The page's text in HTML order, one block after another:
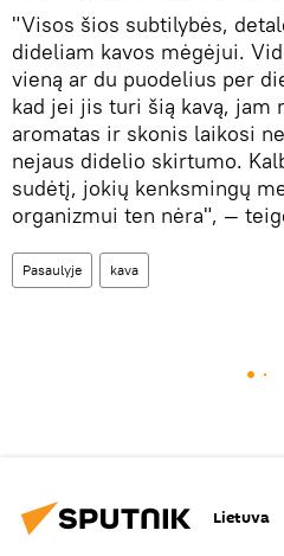
"Visos šios subtilybės,
dideliam kavos mėgėjui.
vieną ar du puodelius per
kad jei jis turi šią kavą, jam
aromatas ir skonis laikosi
nejaus didelio skirtumo.
sudėtį, jokių kenksmingų
organizmui ten nėra", —
Pasaulyje kava
Lietuva